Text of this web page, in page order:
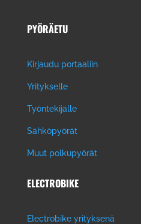
PYÖRÄETU
Kirjaudu portaaliin
Yritykselle
Työntekijälle
Sähköpyörät
Muut polkupyörät
ELECTROBIKE
Electrobike yrityksenä